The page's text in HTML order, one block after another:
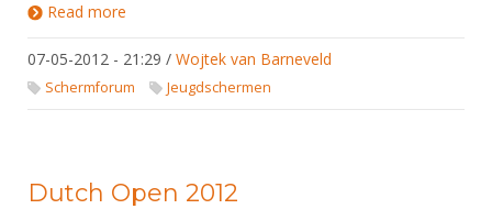
Read more
07-05-2012 - 21:29 / Wojtek van Barneveld
Schermforum Jeugdschermen
Dutch Open 2012